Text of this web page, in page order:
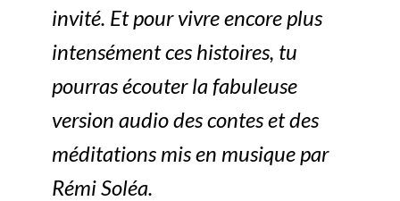
invité. Et pour vivre encore plus
intensément ces histoires, tu
pourras écouter la fabuleuse
version audio des contes et des
méditations mis en musique par
Rémi Soléa.